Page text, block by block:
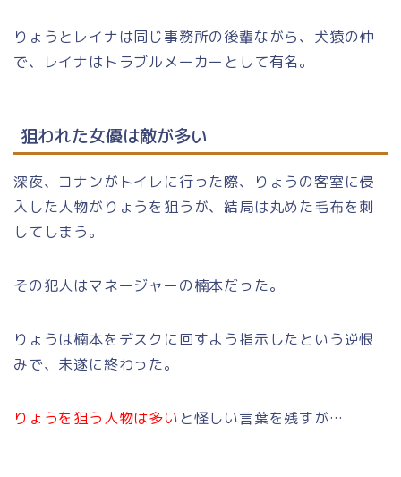
りょうとレイナは同じ事務所の後輩ながら、犬猿の仲
で、レイナはトラブルメーカーとして有名。
狙われた女優は敵が多い
深夜、コナンがトイレに行った際、りょうの客室に侵
入した人物がりょうを狙うが、結局は丸めた毛布を刺
してしまう。
その犯人はマネージャーの楠本だった。
りょうは楠本をデスクに回すよう指示したという逆恨
みで、未遂に終わった。
りょうを狙う人物は多いと怪しい言葉を残すが…